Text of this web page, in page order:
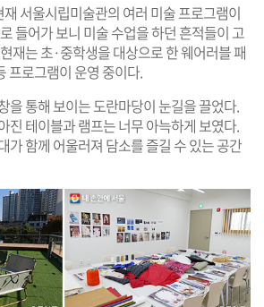
서울시립미술관의 여러 미술 프로그램이
들어가 보니 미술 수업을 하던 흔적들이 고
재는 초·중학생을 대상으로 한 웨어러블 패
프로그램이 운영 중이다.
을 통해 보이는 도란마당이 눈길을 끌었다.
진 테이블과 램프는 너무 아늑하게 보였다.
가 함께 어울러져 담소를 즐길 수 있는 공간